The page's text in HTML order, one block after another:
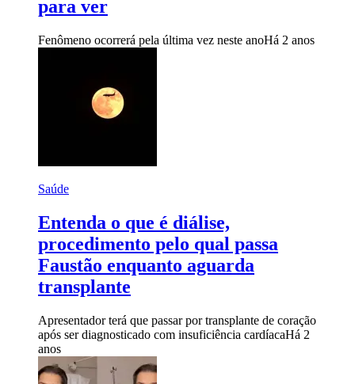
para ver
Fenômeno ocorrerá pela última vez neste anoHá 2 anos
Saúde
Entenda o que é diálise,
procedimento pelo qual passa
Faustão enquanto aguarda
transplante
Apresentador terá que passar por transplante de coração
após ser diagnosticado com insuficiência cardíacaHá 2
anos